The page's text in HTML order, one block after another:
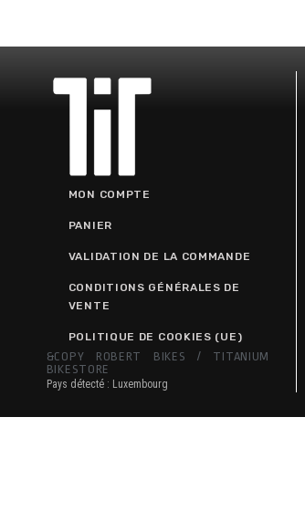
MON COMPTE
PANIER
VALIDATION DE LA COMMANDE
CONDITIONS GÉNÉRALES DE
VENTE
POLITIQUE DE COOKIES (UE)
&COPY ROBERT BIKES / TITANIUM
BIKESTORE
Pays détecté : Luxembourg